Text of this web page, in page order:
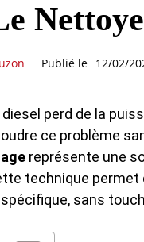
Publié le 12/02/
perd de la
ce problème
représente une
technique
sans